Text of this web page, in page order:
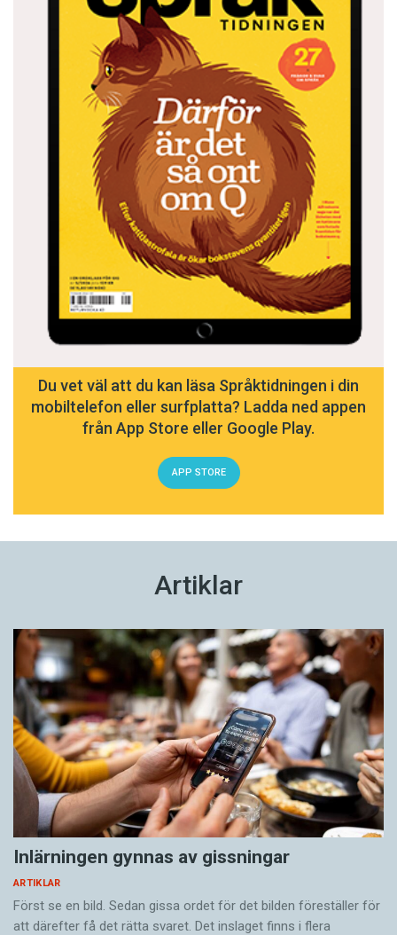
Du vet väl att du kan läsa Språktidningen i din
mobiltelefon eller surfplatta? Ladda ned appen
från App Store eller Google Play.
APP STORE
Artiklar
Inlärningen gynnas av gissningar
ARTIKLAR
Först se en bild. Sedan gissa ordet för det bilden föreställer för
att därefter få det rätta svaret. Det inslaget finns i flera